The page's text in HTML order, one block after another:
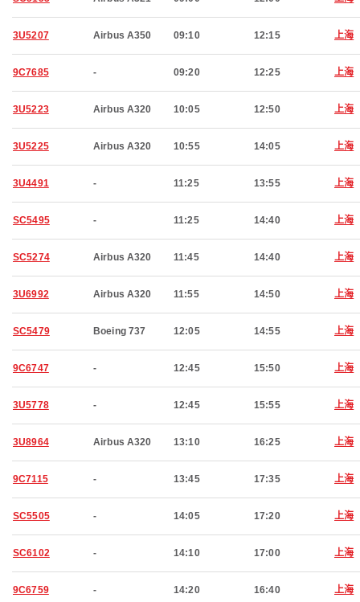
3U5207 Airbus A350 09:10 12:15 上海
9C7685 - 09:20 12:25 上海
3U5223 Airbus A320 10:05 12:50 上海
3U5225 Airbus A320 10:55 14:05 上海
3U4491 - 11:25 13:55 上海
SC5495 - 11:25 14:40 上海
SC5274 Airbus A320 11:45 14:40 上海
3U6992 Airbus A320 11:55 14:50 上海
SC5479 Boeing 737 12:05 14:55 上海
9C6747 - 12:45 15:50 上海
3U5778 - 12:45 15:55 上海
3U8964 Airbus A320 13:10 16:25 上海
9C7115 - 13:45 17:35 上海
SC5505 - 14:05 17:20 上海
SC6102 - 14:10 17:00 上海
9C6759 - 14:20 16:40 上海